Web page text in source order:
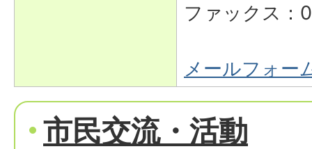
ファックス
メールフォー
市民交流・活動